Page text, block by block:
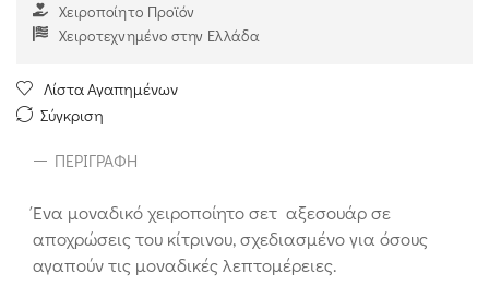
Χειροποίητο Προϊόν
Χειροτεχνημένο στην Ελλάδα
Λίστα Αγαπημένων
Σύγκριση
ΠΕΡΙΓΡΑΦΉ
Ένα μοναδικό χειροποίητο σετ αξεσουάρ σε
αποχρώσεις του κίτρινου, σχεδιασμένο για όσους
αγαπούν τις μοναδικές λεπτομέρειες.